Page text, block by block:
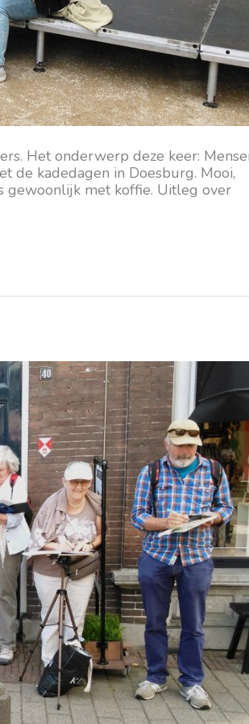
Het onderwerp deze keer:
de kadedagen in Doesburg. Mooi,
gewoonlijk met koffie. Uitleg over